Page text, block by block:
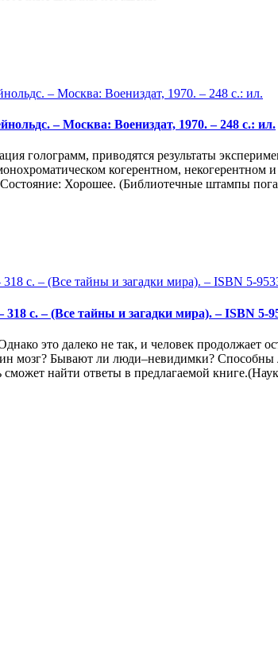
– Москва: Воениздат, 1970. – 248 с.: ил.
голограмм, приводятся результаты
когерентном,
Хорошее. (Библиотечные штампы
с. – (Все тайны и загадки мира). – ISBN 5-
это далеко не так, и человек продолжает
мозг? Бывают ли люди–невидимки?
найти ответы в предлагаемой